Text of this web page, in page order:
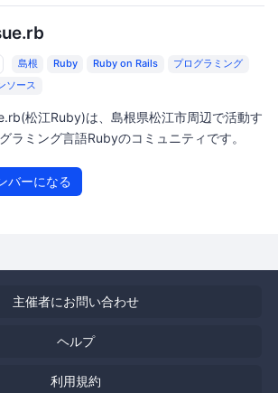
島根 Ruby Ruby on Rails
プログラミング
ソース
松江Ruby)は、島根県松江市周辺で活動す
ラミング言語Rubyのコミュニティです。
バーになる
主催者にお問い合わせ
ヘルプ
利用規約